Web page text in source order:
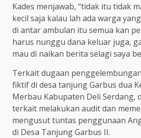
Kades menjawab, “tidak itu tidak
kecil saja kalau lah ada warga
di antar ambulan itu semua kan
harus nunggu dana keluar juga,
mau di naikan berita selagi saya
Terkait dugaan
fiktif di desa tanjung Garbus dua
Merbau Kabupaten Deli Serdang,
terkait melakukan audit dan
mengusut tuntas penggunaan
di Desa Tanjung Garbus II.